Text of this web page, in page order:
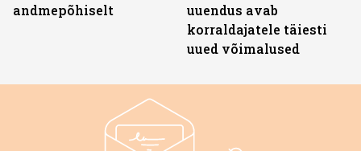
andmepõhiselt
uuendus avab
korraldajatele täiesti
uued võimalused